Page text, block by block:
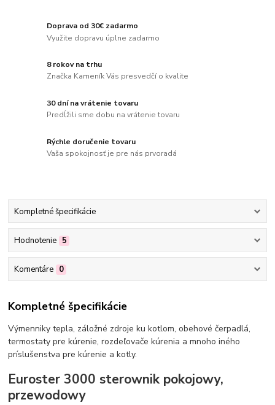
Doprava od 30€ zadarmo
Využite dopravu úplne zadarmo
8 rokov na trhu
Značka Kameník Vás presvedčí o kvalite
30 dní na vrátenie tovaru
Predĺžili sme dobu na vrátenie tovaru
Rýchle doručenie tovaru
Vaša spokojnosť je pre nás prvoradá
Kompletné špecifikácie
Hodnotenie 5
Komentáre 0
Kompletné špecifikácie
Výmenniky tepla, záložné zdroje ku kotlom, obehové čerpadlá,
termostaty pre kúrenie, rozdeľovače kúrenia a mnoho iného
príslušenstva pre kúrenie a kotly.
Euroster 3000 sterownik pokojowy,
przewodowy